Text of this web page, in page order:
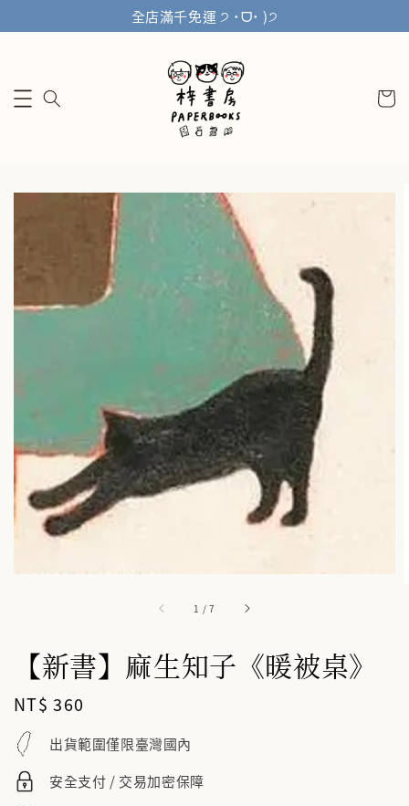
全店滿千免運 ੭ ˙ᗜ˙ )੭
1 /7
【新書】麻生知子《暖被桌》
Regular
price
NT$ 360
出貨範圍僅限臺灣國內
安全支付 / 交易加密保障